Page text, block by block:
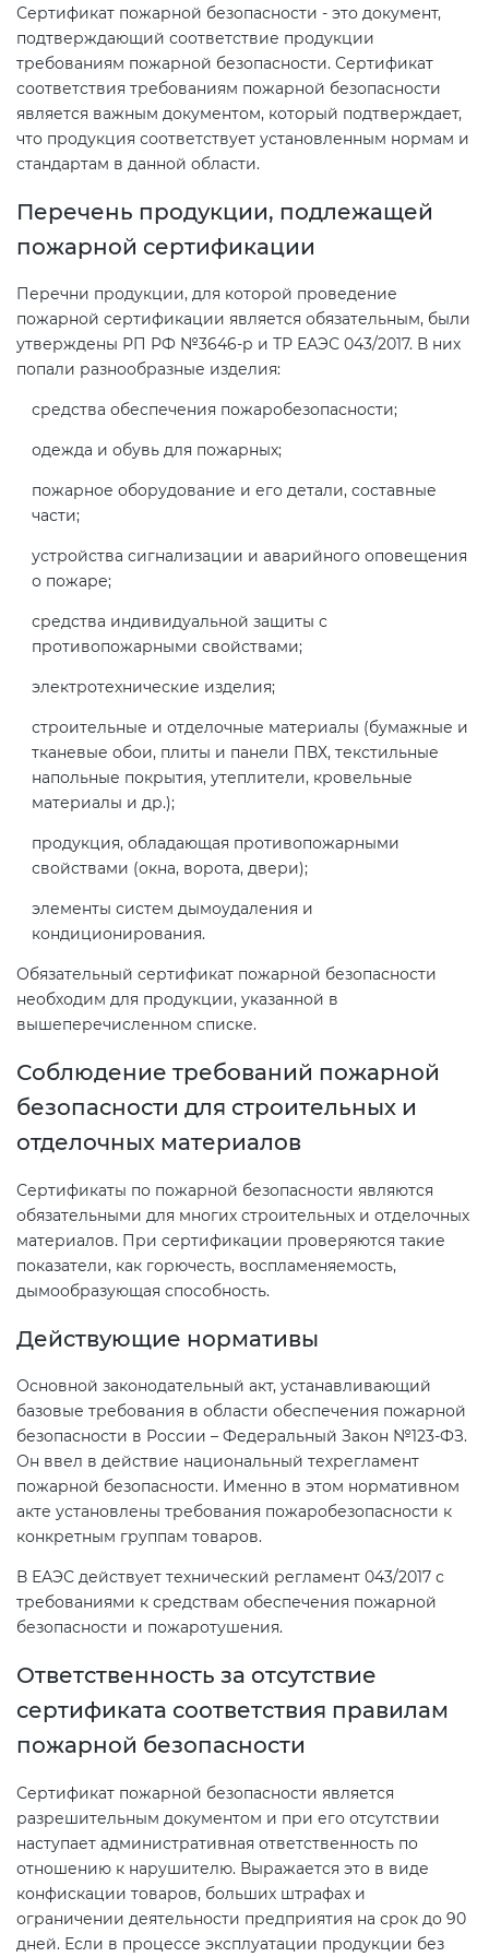
Сертификат пожарной безопасности - это документ,
подтверждающий соответствие продукции
требованиям пожарной безопасности. Сертификат
соответствия требованиям пожарной безопасности
является важным документом, который подтверждает,
что продукция соответствует установленным нормам и
стандартам в данной области.
Перечень продукции, подлежащей
пожарной сертификации
Перечни продукции, для которой проведение
пожарной сертификации является обязательным, были
утверждены РП РФ №3646-р и ТР ЕАЭС 043/2017. В них
попали разнообразные изделия:
средства обеспечения пожаробезопасности;
одежда и обувь для пожарных;
пожарное оборудование и его детали, составные
части;
устройства сигнализации и аварийного оповещения
о пожаре;
средства индивидуальной защиты с
противопожарными свойствами;
электротехнические изделия;
строительные и отделочные материалы (бумажные и
тканевые обои, плиты и панели ПВХ, текстильные
напольные покрытия, утеплители, кровельные
материалы и др.);
продукция, обладающая противопожарными
свойствами (окна, ворота, двери);
элементы систем дымоудаления и
кондиционирования.
Обязательный сертификат пожарной безопасности
необходим для продукции, указанной в
вышеперечисленном списке.
Соблюдение требований пожарной
безопасности для строительных и
отделочных материалов
Сертификаты по пожарной безопасности являются
обязательными для многих строительных и отделочных
материалов. При сертификации проверяются такие
показатели, как горючесть, воспламеняемость,
дымообразующая способность.
Действующие нормативы
Основной законодательный акт, устанавливающий
базовые требования в области обеспечения пожарной
безопасности в России – Федеральный Закон №123-ФЗ.
Он ввел в действие национальный техрегламент
пожарной безопасности. Именно в этом нормативном
акте установлены требования пожаробезопасности к
конкретным группам товаров.
В ЕАЭС действует технический регламент 043/2017 с
требованиями к средствам обеспечения пожарной
безопасности и пожаротушения.
Ответственность за отсутствие
сертификата соответствия правилам
пожарной безопасности
Сертификат пожарной безопасности является
разрешительным документом и при его отсутствии
наступает административная ответственность по
отношению к нарушителю. Выражается это в виде
конфискации товаров, больших штрафах и
ограничении деятельности предприятия на срок до 90
дней. Если в процессе эксплуатации продукции без
Сертификация спортивных
товаров
Сертификация электротехники
Сертификация ресурсов
БАДы
Декларация ТР ТС
Декларирование косметики (ТР
ТС 009)
Декларирование оборудования
по схеме 5Д (ТР ТС 010)
Декларирование пищевой
продукции (ТР ТС 021)
продукции (ТР ЕАЭС 047)
Декларирование
электромагнитной
(ТР ТС 007)
Сертификация товаров легкой
Сертификация промышленного
оборудования (ТР ТС 010)
Сертификация средств
019)
Действующие технические
регламенты